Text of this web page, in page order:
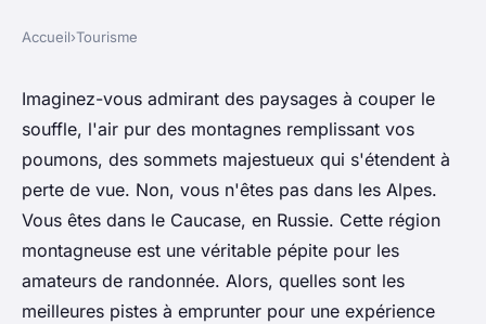
Quels sont les meilleurs
itinéraires pour une
randonnée dans les
montagnes du Caucase en
Russie?
Accueil›Tourisme
Imaginez-vous admirant des paysages à couper le
souffle, l'air pur des montagnes remplissant vos
poumons, des sommets majestueux qui s'étendent à
perte de vue. Non, vous n'êtes pas dans les Alpes.
Vous êtes dans le Caucase, en Russie. Cette région
montagneuse est une véritable pépite pour les
amateurs de randonnée. Alors, quelles sont les
meilleures pistes à emprunter pour une expérience